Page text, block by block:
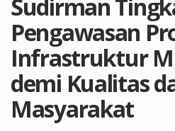
Sudirman
Pengawasan
Infrastruktur
demi Kualitas
Masyarakat